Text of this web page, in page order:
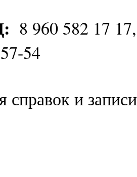
8 960 582 17
54
справок и